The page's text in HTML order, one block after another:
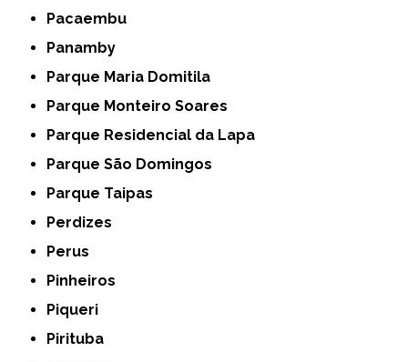
Pacaembu
Panamby
Parque Maria Domitila
Parque Monteiro Soares
Parque Residencial da Lapa
Parque São Domingos
Parque Taipas
Perdizes
Perus
Pinheiros
Piqueri
Pirituba